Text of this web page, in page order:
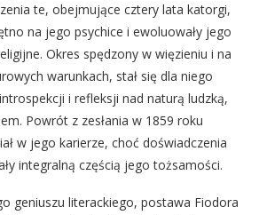
te, obejmujące cztery lata katorgi,
na jego psychice i ewoluowały jego
Okres spędzony w więzieniu i na
warunkach, stał się dla niego
i refleksji nad naturą ludzką,
Powrót z zesłania w 1859 roku
w jego karierze, choć doświadczenia
integralną częścią jego tożsamości.
geniuszu literackiego, postawa Fiodora